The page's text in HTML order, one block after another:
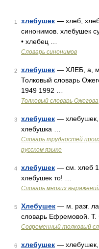
1 хлебушек — хлеб,
синонимов. хлебушек
• хлебец …
Словарь синонимов
2 хлебушек — ХЛЕБ, а,
Толковый словарь
1949 1992 …
Толковый словарь Ожегова
3 хлебушек — хлебушек,
хлебушка …
Словарь трудностей
русском языке
4 хлебушек — см. хлеб
хлебушек то! …
Словарь многих
5 Хлебушек — м. разг.
словарь Ефремовой.
Современный толковый
6 хлебушек — хлебушек,